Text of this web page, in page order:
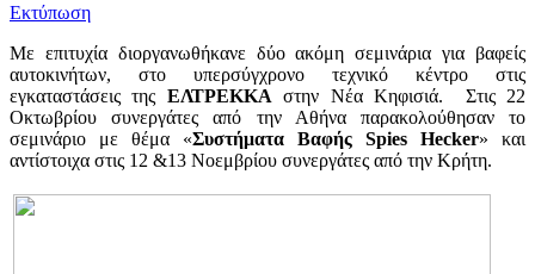
Εκτύπωση
Με επιτυχία διοργανωθήκανε δύο ακόμη σεμινάρια για βαφείς
αυτοκινήτων, στο υπερσύγχρονο τεχνικό κέντρο στις
εγκαταστάσεις της ΕΛΤΡΕΚΚΑ στην Νέα Κηφισιά. Στις 22
Οκτωβρίου συνεργάτες από την Αθήνα παρακολούθησαν το
σεμινάριο με θέμα «Συστήματα Βαφής Spies Hecker» και
αντίστοιχα στις 12 &13 Νοεμβρίου συνεργάτες από την Κρήτη.